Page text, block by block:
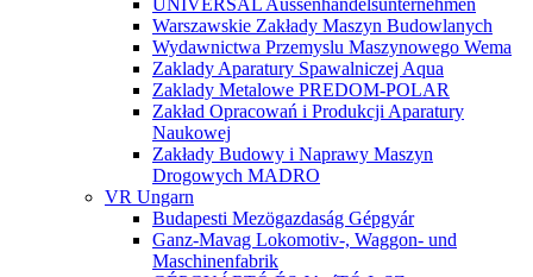
UNIVERSAL Aussenhandelsunternehmen
Warszawskie Zakłady Maszyn Budowlanych
Wydawnictwa Przemyslu Maszynowego Wema
Zaklady Aparatury Spawalniczej Aqua
Zaklady Metalowe PREDOM-POLAR
Zakład Opracowań i Produkcji Aparatury
Naukowej
Zakłady Budowy i Naprawy Maszyn
Drogowych MADRO
VR Ungarn
Budapesti Mezögazdaság Gépgyár
Ganz-Mavag Lokomotiv-, Waggon- und
Maschinenfabrik